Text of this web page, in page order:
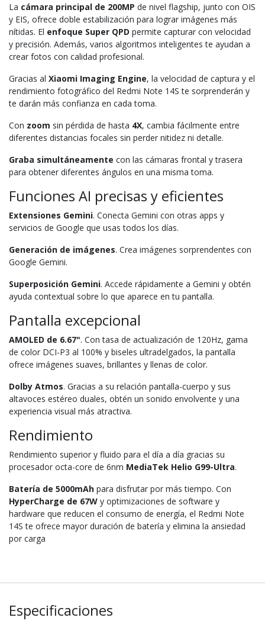
La cámara principal de 200MP de nivel flagship, junto con OIS
y EIS, ofrece doble estabilización para lograr imágenes más
nítidas. El enfoque Super QPD permite capturar con velocidad
y precisión. Además, varios algoritmos inteligentes te ayudan a
crear fotos con calidad profesional.
Gracias al Xiaomi Imaging Engine, la velocidad de captura y el
rendimiento fotográfico del Redmi Note 14S te sorprenderán y
te darán más confianza en cada toma.
Con zoom sin pérdida de hasta 4X, cambia fácilmente entre
diferentes distancias focales sin perder nitidez ni detalle.
Graba simultáneamente con las cámaras frontal y trasera
para obtener diferentes ángulos en una misma toma.
Funciones AI precisas y eficientes
Extensiones Gemini. Conecta Gemini con otras apps y
servicios de Google que usas todos los días.
Generación de imágenes. Crea imágenes sorprendentes con
Google Gemini.
Superposición Gemini. Accede rápidamente a Gemini y obtén
ayuda contextual sobre lo que aparece en tu pantalla.
Pantalla excepcional
AMOLED de 6.67". Con tasa de actualización de 120Hz, gama
de color DCI-P3 al 100% y biseles ultradelgados, la pantalla
ofrece imágenes suaves, brillantes y llenas de color.
Dolby Atmos. Gracias a su relación pantalla-cuerpo y sus
altavoces estéreo duales, obtén un sonido envolvente y una
experiencia visual más atractiva.
Rendimiento
Rendimiento superior y fluido para el día a día gracias su
procesador octa-core de 6nm MediaTek Helio G99-Ultra.
Batería de 5000mAh para disfrutar por más tiempo. Con
HyperCharge de 67W y optimizaciones de software y
hardware que reducen el consumo de energía, el Redmi Note
14S te ofrece mayor duración de batería y elimina la ansiedad
por carga
Especificaciones